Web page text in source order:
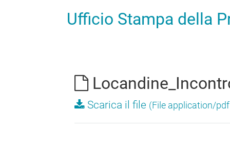
Ufficio Stampa della
Scarica il file (File application/